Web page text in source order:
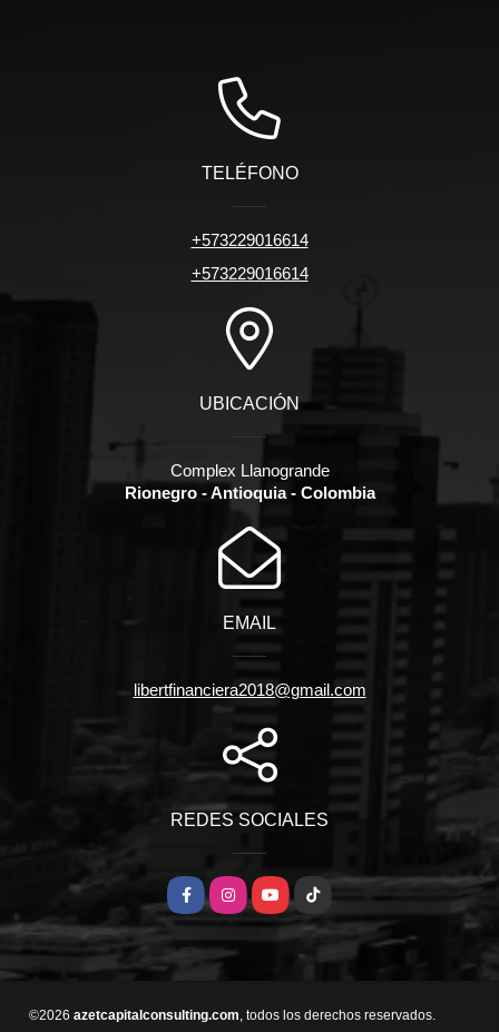
TELÉFONO
+573229016614
+573229016614
UBICACIÓN
Complex Llanogrande
Rionegro - Antioquia - Colombia
EMAIL
libertfinanciera2018@gmail.com
REDES SOCIALES
FacebookInstagramYouTube
TikTok
©2026 azetcapitalconsulting.com, todos los derechos reservados.